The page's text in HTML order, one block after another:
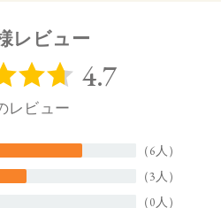
、下記品番をお伝え下さい。
レビュー